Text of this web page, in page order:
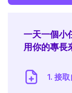
一天一個小
用你的專長
1. 接